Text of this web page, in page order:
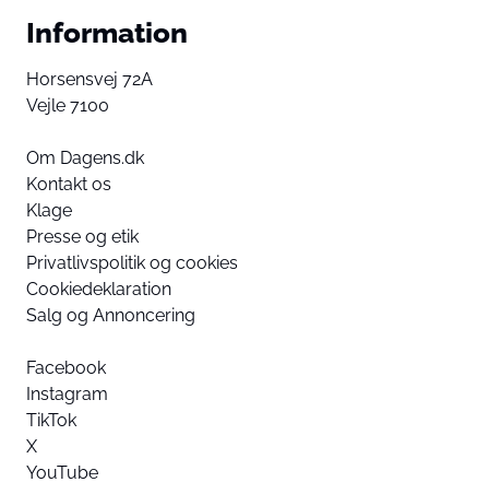
Information
Horsensvej 72A
Vejle 7100
Om Dagens.dk
Kontakt os
Klage
Presse og etik
Privatlivspolitik og cookies
Cookiedeklaration
Salg og Annoncering
Facebook
Instagram
TikTok
X
YouTube